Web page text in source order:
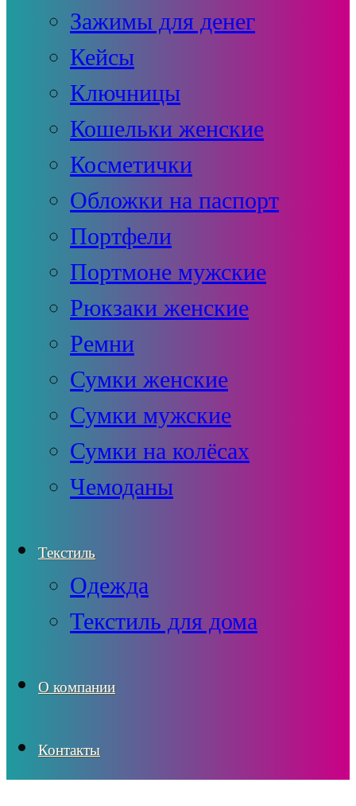
Зажимы для денег
Кейсы
Ключницы
Кошельки женские
Косметички
Обложки на паспорт
Портфели
Портмоне мужские
Рюкзаки женские
Ремни
Сумки женские
Сумки мужские
Сумки на колёсах
Чемоданы
Текстиль
Одежда
Текстиль для дома
О компании
Контакты